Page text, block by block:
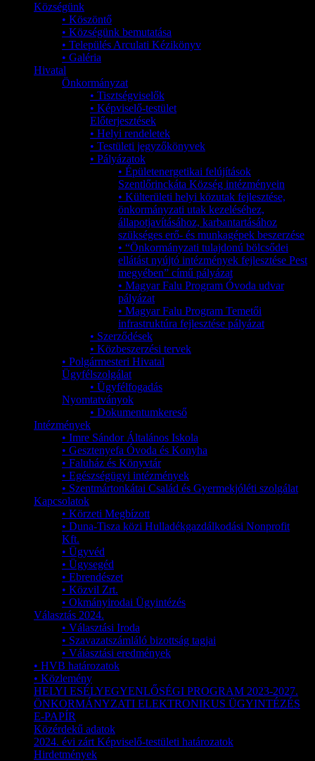
Községünk
• Köszöntő
• Községünk bemutatása
• Település Arculati Kézikönyv
• Galéria
Hivatal
Önkormányzat
• Tisztségviselők
• Képviselő-testület
Előterjesztések
• Helyi rendeletek
• Testületi jegyzőkönyvek
• Pályázatok
• Épületenergetikai felújítások
Szentlőrinckáta Község intézményein
• Külterületi helyi közutak fejlesztése,
önkormányzati utak kezeléséhez,
állapotjavításához, karbantartásához
szükséges erő- és munkagépek beszerzése
• “Önkormányzati tulajdonú bölcsődei
ellátást nyújtó intézmények fejlesztése Pest
megyében” című pályázat
• Magyar Falu Program Óvoda udvar
pályázat
• Magyar Falu Program Temetői
infrastruktúra fejlesztése pályázat
• Szerződések
• Közbeszerzési tervek
• Polgármesteri Hivatal
Ügyfélszolgálat
• Ügyfélfogadás
Nyomtatványok
• Dokumentumkereső
Intézmények
• Imre Sándor Általános Iskola
• Gesztenyefa Óvoda és Konyha
• Faluház és Könyvtár
• Egészségügyi intézmények
• Szentmártonkátai Család és Gyermekjóléti szolgálat
Kapcsolatok
• Körzeti Megbízott
• Duna-Tisza közi Hulladékgazdálkodási Nonprofit
Kft.
• Ügyvéd
• Ügysegéd
• Ebrendészet
• Közvil Zrt.
• Okmányirodai Ügyintézés
Választás 2024.
• Választási Iroda
• Szavazatszámláló bizottság tagjai
• Választási eredmények
• HVB határozatok
• Közlemény
HELYI ESÉLYEGYENLŐSÉGI PROGRAM 2023-2027.
ÖNKORMÁNYZATI ELEKTRONIKUS ÜGYINTÉZÉS
E-PAPÍR
Közérdekű adatok
2024. évi zárt Képviselő-testületi határozatok
Hirdetmények